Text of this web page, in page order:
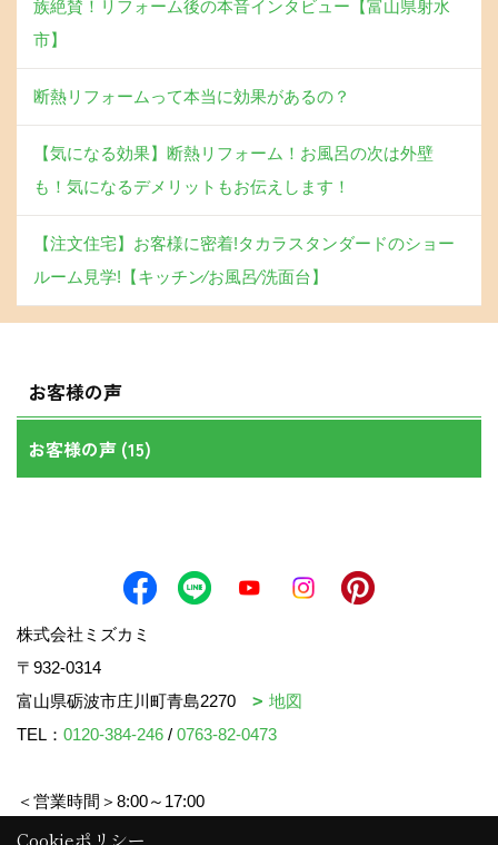
族絶賛！リフォーム後の本音インタビュー【富山県射水
市】
断熱リフォームって本当に効果があるの？
【気になる効果】断熱リフォーム！お風呂の次は外壁
も！気になるデメリットもお伝えします！
【注文住宅】お客様に密着!タカラスタンダードのショー
ルーム見学!【キッチン∕お風呂∕洗面台】
お客様の声
お客様の声 (15)
株式会社ミズカミ
〒932-0314
富山県砺波市庄川町青島2270
地図
TEL： 0120-384-246 / 0763-82-0473
＜営業時間＞8:00～17:00
＜定休日＞水曜日・祝日
Cookieポリシー